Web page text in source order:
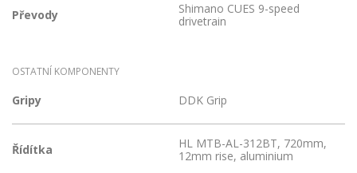
Převody
Shimano CUES 9-speed
drivetrain
OSTATNÍ KOMPONENTY
Gripy DDK Grip
Řídítka
HL MTB-AL-312BT, 720mm,
12mm rise, aluminium